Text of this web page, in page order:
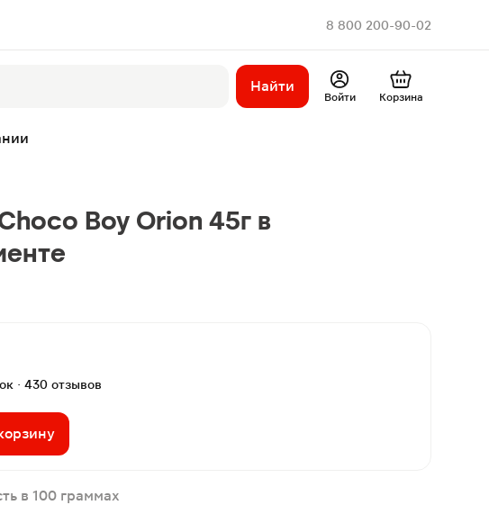
8 800 200-90-02
Найти
Войти Корзина
Boy Orion 45г в
· 430 отзывов
в 100 граммах